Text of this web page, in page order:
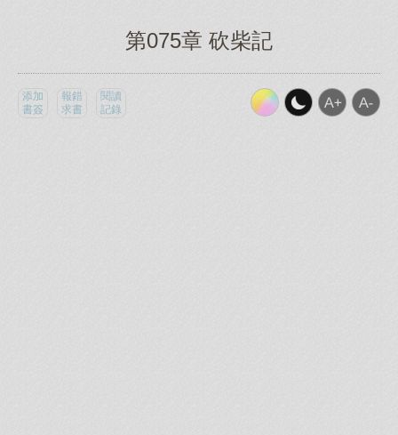
第075章 砍柴記
添加
書簽
報錯
求書
閱讀
記錄